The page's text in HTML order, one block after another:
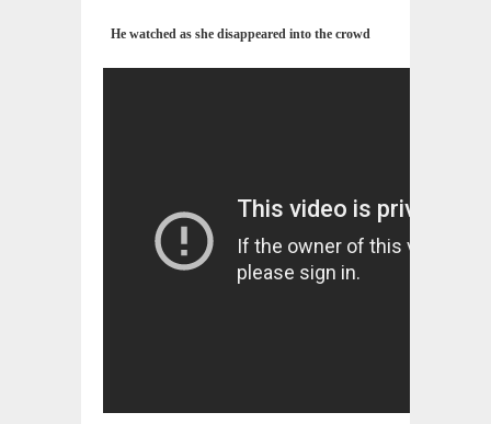
He watched as she disappeared into the crowd